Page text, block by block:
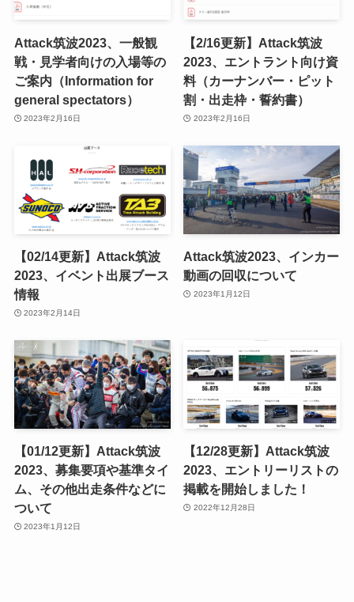
Attack筑波2023、一般観
戦・見学者向けの入場等の
ご案内（Information for
general spectators）
2023年2月16日
【2/16更新】Attack筑波
2023、エントラント向け資
料（カーナンバー・ピット
割・出走枠・誓約書）
2023年2月16日
【02/14更新】Attack筑波
2023、イベント出展ブース
情報
2023年2月14日
Attack筑波2023、インカー
動画の回収について
2023年1月12日
【01/12更新】Attack筑波
2023、募集要項や基準タイ
ム、その他出走条件などに
ついて
2023年1月12日
【12/28更新】Attack筑波
2023、エントリーリストの
掲載を開始しました！
2022年12月28日